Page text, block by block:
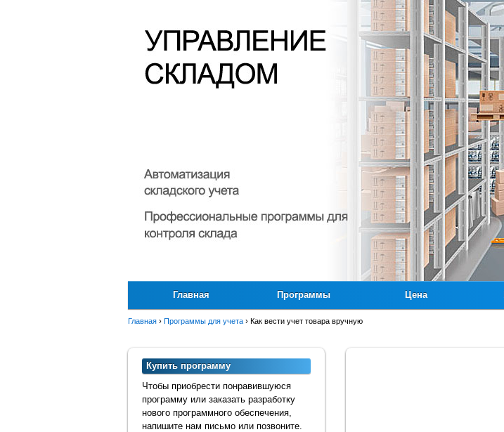
Главная Программы Цена
Главная › Программы для учета › Как вести учет товара вручную
Купить программу
Чтобы приобрести понравившуюся
программу или заказать разработку
нового программного обеспечения,
напишите нам письмо или позвоните.